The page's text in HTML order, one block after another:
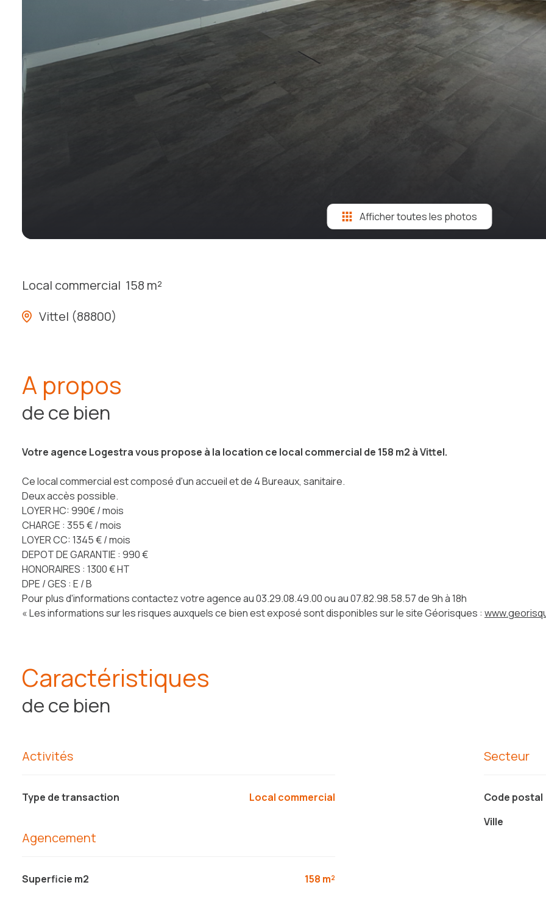
Afficher toutes les photos
Local commercial 158 m²
Vittel (88800)
A propos
de ce bien
Votre agence Logestra vous propose à la location ce local commercial de 158 m2 à Vittel.
Ce local commercial est composé d'un accueil et de 4 Bureaux, sanitaire.
Deux accès possible.
LOYER HC: 990€ / mois
CHARGE : 355 € / mois
LOYER CC: 1345 € / mois
DEPOT DE GARANTIE : 990 €
HONORAIRES : 1300 € HT
DPE / GES : E / B
Pour plus d'informations contactez votre agence au 03.29.08.49.00 ou au 07.82.98.58.57 de 9h à 18h
« Les informations sur les risques auxquels ce bien est exposé sont disponibles sur le site Géorisques :
Caractéristiques
de ce bien
Activités
Type de transaction Local commercial
Agencement
Superficie m2 158 m²
Secteur
Code postal
Ville